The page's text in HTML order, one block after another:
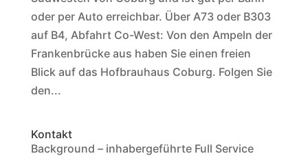
oder per Auto erreichbar. Über A73 oder B303
auf B4, Abfahrt Co-West: Von den Ampeln der
Frankenbrücke aus haben Sie einen freien
Blick auf das Hofbrauhaus Coburg. Folgen Sie
den...
Kontakt
Background – inhabergeführte Full Service